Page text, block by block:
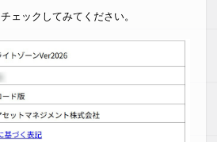
ェックしてみてください。